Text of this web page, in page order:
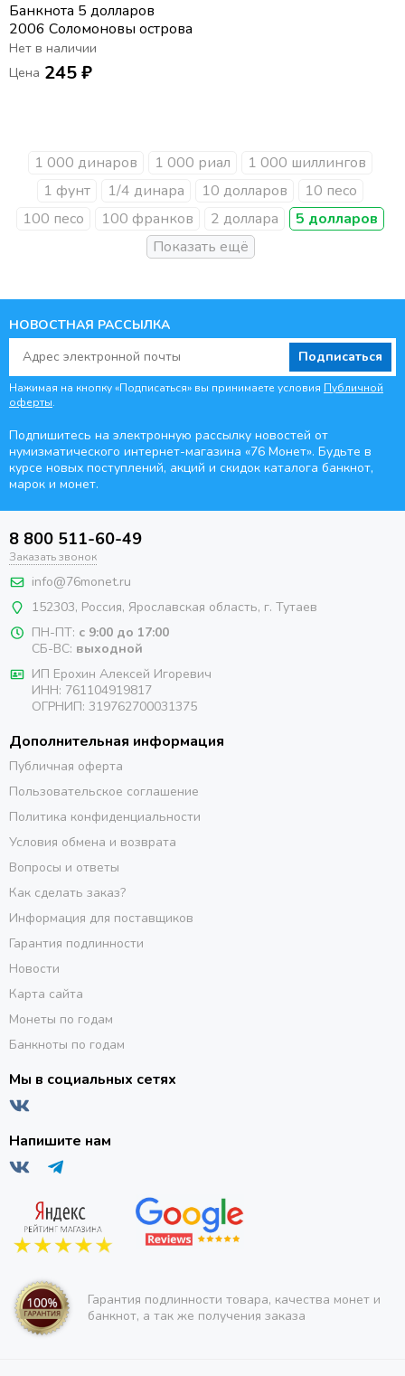
Банкнота 5 долларов
2006 Соломоновы острова
Нет в наличии
Цена 245 ₽
1 000 динаров 1 000 риал
1 000 шиллингов
1 фунт
1/4 динара 10 долларов
10 песо
100 песо
100 франков 2 доллара 5 долларов
НОВОСТНАЯ РАССЫЛКА
Подписаться
Нажимая на кнопку «Подписаться» вы принимаете условия Публичной
оферты.
Подпишитесь на электронную рассылку новостей от
нумизматического интернет-магазина «76 Монет». Будьте в
курсе новых поступлений, акций и скидок каталога банкнот,
марок и монет.
8 800 511-60-49
Заказать звонок
info@76monet.ru
152303, Россия, Ярославская область, г. Тутаев
ПН-ПТ: с 9:00 до 17:00
СБ-ВС: выходной
ИП Ерохин Алексей Игоревич
ИНН: 761104919817
ОГРНИП: 319762700031375
Дополнительная информация
Публичная оферта
Пользовательское соглашение
Политика конфиденциальности
Условия обмена и возврата
Вопросы и ответы
Как сделать заказ?
Информация для поставщиков
Гарантия подлинности
Новости
Карта сайта
Монеты по годам
Банкноты по годам
Мы в социальных сетях
Напишите нам
Гарантия подлинности товара, качества монет и
банкнот, а так же получения заказа